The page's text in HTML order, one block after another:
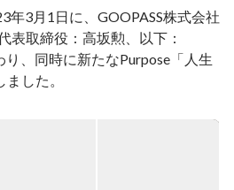
ンフラまわりの運用・改善など
当。
の部長としてプロダクト開発部
す。
年3月1日に、GOOPASS株式会社
表取締役：高坂勲、以下：
り、同時に新たなPurpose「人生
した。
こころに残る"トキ"を届ける」サ